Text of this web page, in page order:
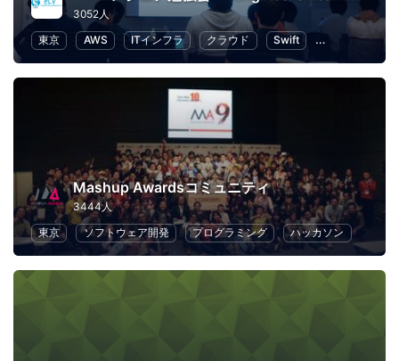
3052人
東京
AWS ITインフラ クラウド Swift プログラミング
Mashup Awardsコミュニティ
3444人
東京
ソフトウェア開発 プログラミング ハッカソン